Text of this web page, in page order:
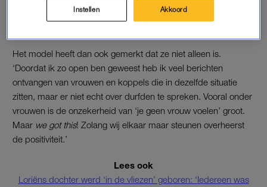
geen keus geweest om niet op de natuurlijke manier kinderen
Het model heeft dan ook gemerkt dat ze niet alleen is.
‘Doordat ik zo open ben geweest heb ik veel berichten
ontvangen van vrouwen en koppels die in dezelfde situatie
zitten, maar er niet echt over durfden te spreken. Vooral onder
vrouwen is de onzekerheid van ‘je geen vrouw voelen’ groot.
Maar we got this! Zolang wij elkaar maar steunen overheerst
de positiviteit.’
Lees ook
Loriëns dochter werd ‘in de vliezen’ geboren: ‘Iedereen was
Instellen Akkoord